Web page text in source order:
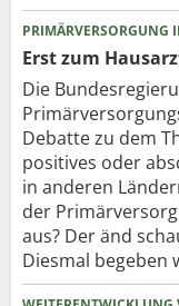
PRIMÄRVERSORGUNG
Erst zum
Die
Debatte zu dem
positives oder
in anderen
der
aus? Der änd
Diesmal begeben